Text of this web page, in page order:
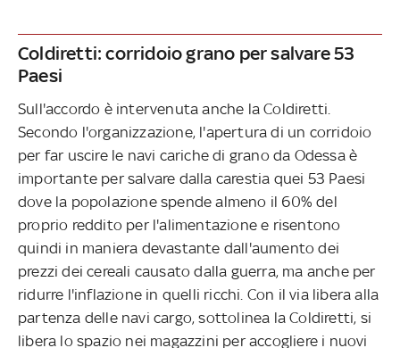
Coldiretti: corridoio grano per salvare 53
Paesi
Sull'accordo è intervenuta anche la Coldiretti.
Secondo l'organizzazione, l'apertura di un corridoio
per far uscire le navi cariche di grano da Odessa è
importante per salvare dalla carestia quei 53 Paesi
dove la popolazione spende almeno il 60% del
proprio reddito per l'alimentazione e risentono
quindi in maniera devastante dall'aumento dei
prezzi dei cereali causato dalla guerra, ma anche per
ridurre l'inflazione in quelli ricchi. Con il via libera alla
partenza delle navi cargo, sottolinea la Coldiretti, si
libera lo spazio nei magazzini per accogliere i nuovi